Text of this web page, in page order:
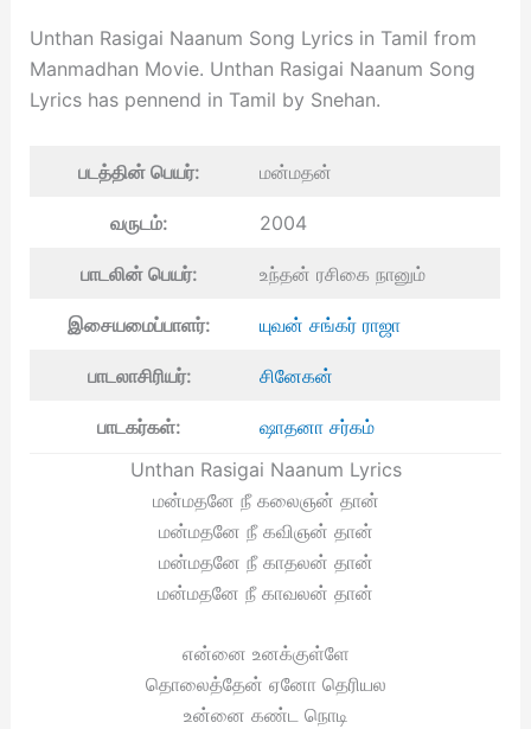
Unthan Rasigai Naanum Song Lyrics in Tamil from
Manmadhan Movie. Unthan Rasigai Naanum Song
Lyrics has pennend in Tamil by Snehan.
படத்தின் பெயர்: மன்மதன்
வருடம்: 2004
பாடலின் பெயர்: உந்தன் ரசிகை நானும்
இசையமைப்பாளர்: யுவன் சங்கர் ராஜா
பாடலாசிரியர்: சினேகன்
பாடகர்கள்:
ஷாதனா சர்கம்
Unthan Rasigai Naanum Lyrics
மன்மதனே நீ கலைஞன் தான்
மன்மதனே நீ கவிஞன் தான்
மன்மதனே நீ காதலன் தான்
மன்மதனே நீ காவலன் தான்
என்னை உனக்குள்ளே
தொலைத்தேன் ஏனோ தெரியல
உன்னை கண்ட நொடி